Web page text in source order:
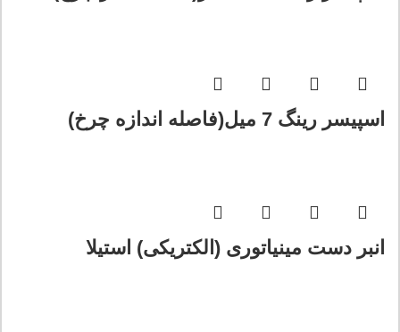
اسپیسر رینگ 7 میل(فاصله اندازه چرخ)
انبر دست مینیاتوری (الکتریکی) استیلا